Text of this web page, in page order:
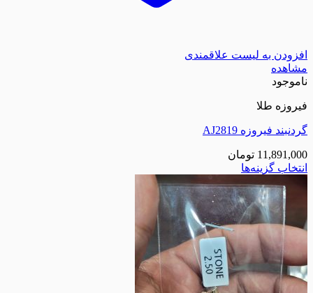
افزودن به لیست علاقمندی
مشاهده
ناموجود
فیروزه طلا
گردنبند فیروزه AJ2819
11,891,000 تومان
انتخاب گزینه‌ها
این
محصول
دارای
انواع
مختلفی
می
باشد.
گزینه
ها